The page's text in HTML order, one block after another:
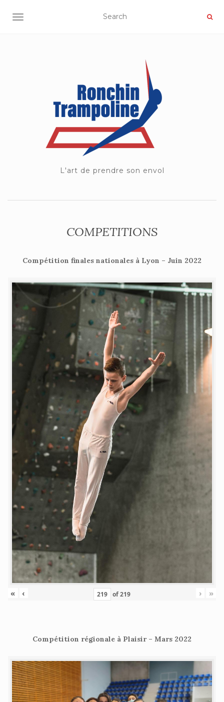
OUVRIR/FERMER LA NAVIGATION
L'art de prendre son envol
COMPETITIONS
Compétition finales nationales à Lyon – Juin 2022
« ‹ of219 › »
Compétition régionale à Plaisir – Mars 2022